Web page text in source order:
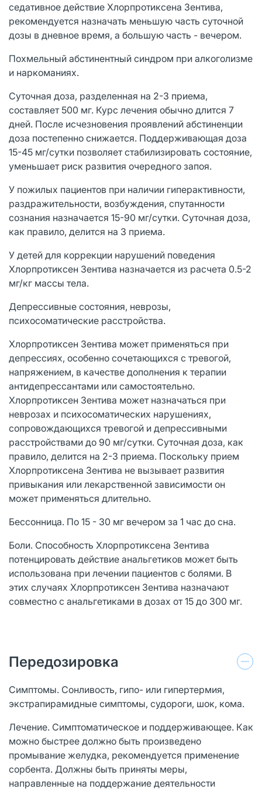
седативное действие Хлорпротиксена Зентива,
рекомендуется назначать меньшую часть суточной
дозы в дневное время, а большую часть - вечером.
Похмельный абстинентный синдром при алкоголизме
и наркоманиях.
Суточная доза, разделенная на 2-3 приема,
составляет 500 мг. Курс лечения обычно длится 7
дней. После исчезновения проявлений абстиненции
доза постепенно снижается. Поддерживающая доза
15-45 мг/сутки позволяет стабилизировать состояние,
уменьшает риск развития очередного запоя.
У пожилых пациентов при наличии гиперактивности,
раздражительности, возбуждения, спутанности
сознания назначается 15-90 мг/сутки. Суточная доза,
как правило, делится на 3 приема.
У детей для коррекции нарушений поведения
Хлорпротиксен Зентива назначается из расчета 0.5-2
мг/кг массы тела.
Депрессивные состояния, неврозы,
психосоматические расстройства.
Хлорпротиксен Зентива может применяться при
депрессиях, особенно сочетающихся с тревогой,
напряжением, в качестве дополнения к терапии
антидепрессантами или самостоятельно.
Хлорпротиксен Зентива может назначаться при
неврозах и психосоматических нарушениях,
сопровождающихся тревогой и депрессивными
расстройствами до 90 мг/сутки. Суточная доза, как
правило, делится на 2-3 приема. Поскольку прием
Хлорпротиксена Зентива не вызывает развития
привыкания или лекарственной зависимости он
может применяться длительно.
Бессонница. По 15 - 30 мг вечером за 1 час до сна.
Боли. Способность Хлорпротиксена Зентива
потенцировать действие анальгетиков может быть
использована при лечении пациентов с болями. В
этих случаях Хлорпротиксен Зентива назначают
совместно с анальгетиками в дозах от 15 до 300 мг.
Передозировка
Симптомы. Сонливость, гипо- или гипертермия,
экстрапирамидные симптомы, судороги, шок, кома.
Лечение. Симптоматическое и поддерживающее. Как
можно быстрее должно быть произведено
промывание желудка, рекомендуется применение
сорбента. Должны быть приняты меры,
направленные на поддержание деятельности